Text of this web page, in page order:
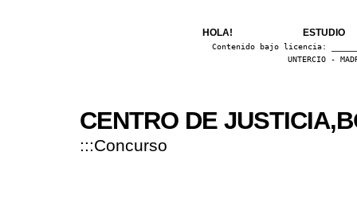
HOLA! ESTUDIO
Contenido bajo licencia:
UNTERCIO -
CENTRO DE
:::Concurso